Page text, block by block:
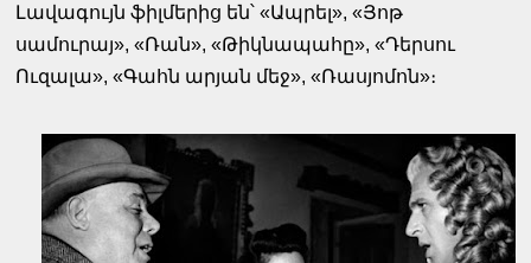
Լավագույն ֆիլմերից են՝ «Ապրել», «Յոթ
սամուրայ», «Ռան», «Թիկնապահը», «Դերսու
Ուզալա», «Գահն արյան մեջ», «Ռասյոմոն»։